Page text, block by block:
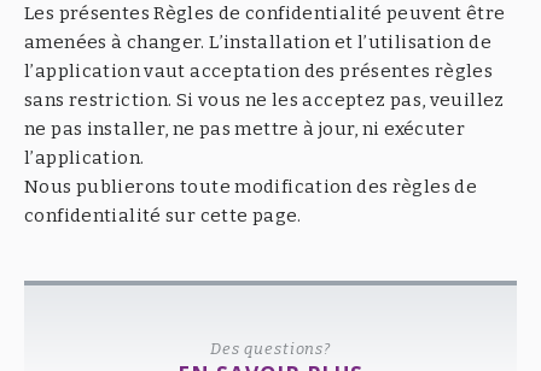
Les présentes Règles de confidentialité peuvent être
amenées à changer. L’installation et l’utilisation de
l’application vaut acceptation des présentes règles
sans restriction. Si vous ne les acceptez pas, veuillez
ne pas installer, ne pas mettre à jour, ni exécuter
l’application.
Nous publierons toute modification des règles de
confidentialité sur cette page.
Des questions?